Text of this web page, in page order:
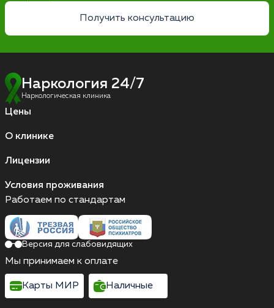
Получить консультацию
Наркология 24/7
Наркологическая клиника
Цены
О клинике
Лицензии
Условия проживания
Работаем по стандартам
Версия для слабовидящих
Мы принимаем к оплате
Карты МИР Наличные